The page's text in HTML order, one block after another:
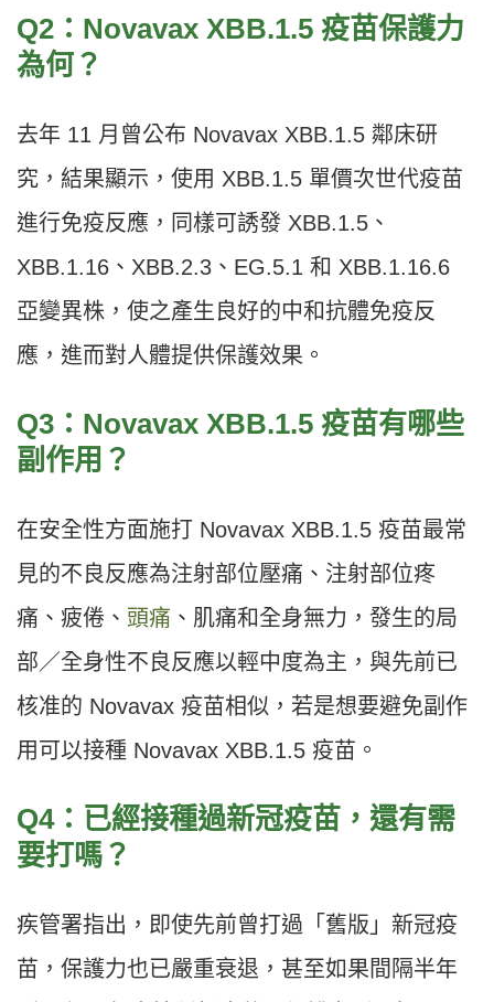
Q2：Novavax XBB.1.5 疫苗保護力
為何？
去年 11 月曾公布 Novavax XBB.1.5 鄰床研
究，結果顯示，使用 XBB.1.5 單價次世代疫苗
進行免疫反應，同樣可誘發 XBB.1.5、
XBB.1.16、XBB.2.3、EG.5.1 和 XBB.1.16.6
亞變異株，使之產生良好的中和抗體免疫反
應，進而對人體提供保護效果。
Q3：Novavax XBB.1.5 疫苗有哪些
副作用？
在安全性方面施打 Novavax XBB.1.5 疫苗最常
見的不良反應為注射部位壓痛、注射部位疼
痛、疲倦、 頭痛 、肌痛和全身無力，發生的局
部／全身性不良反應以輕中度為主，與先前已
核准的 Novavax 疫苗相似，若是想要避免副作
用可以接種 Novavax XBB.1.5 疫苗。
Q4：已經接種過新冠疫苗，還有需
要打嗎？
疾管署指出，即使先前曾打過「舊版」新冠疫
苗，保護力也已嚴重衰退，甚至如果間隔半年